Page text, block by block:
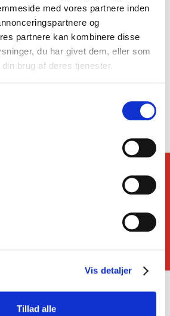
med vores partnere inden
og
partnere kan kombinere disse
du har givet dem, eller som
brug af deres tjenester.
Vis detaljer
Tillad alle
30 ÅRS
RUSTGARANTI
undervognsbehandling
spørgmål
FAQ-listen